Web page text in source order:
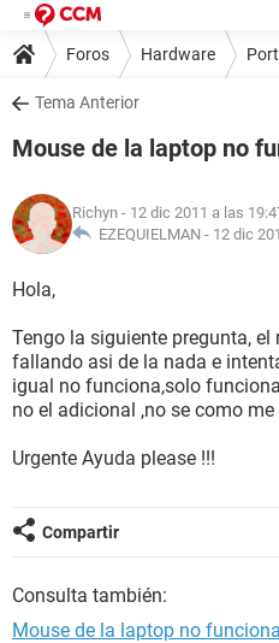
Foros Hardware
Tema Anterior
Mouse de la laptop no
Richyn - 12 dic 2011 a las
EZEQUIELMAN - 12 dic
Hola,
Tengo la siguiente pregunta,
fallando asi de la nada e
igual no funciona,solo
no el adicional ,no se como
Urgente Ayuda please !!!
Compartir
Consulta también:
Mouse de la laptop no funciona